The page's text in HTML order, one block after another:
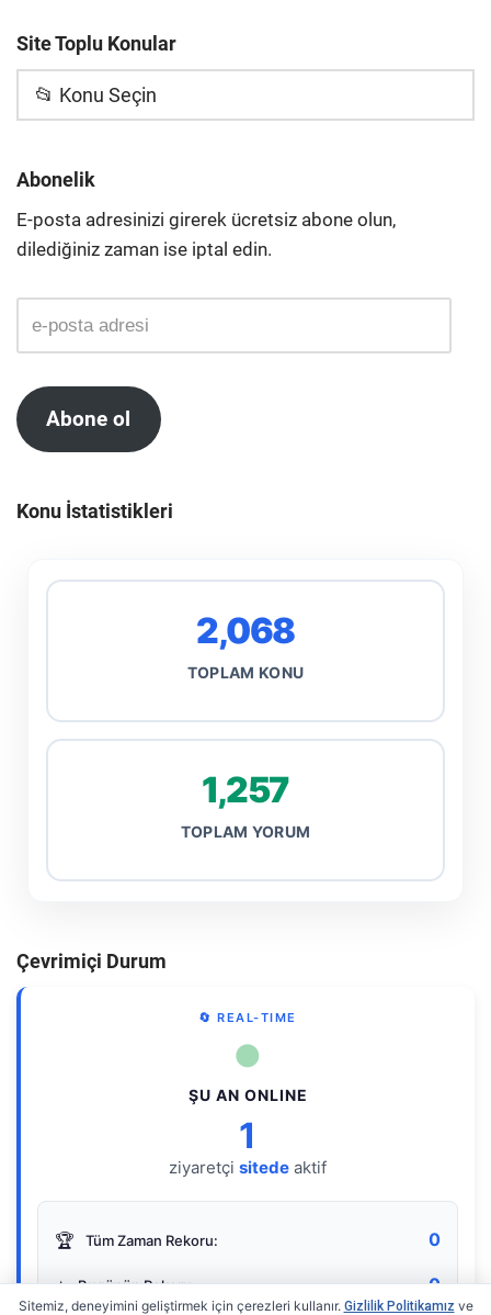
Site Toplu Konular
📂 Konu Seçin
Abonelik
E-posta adresinizi girerek ücretsiz abone olun,
dilediğiniz zaman ise iptal edin.
Abone ol
Konu İstatistikleri
2,068
TOPLAM KONU
1,257
TOPLAM YORUM
Çevrimiçi Durum
🔄 REAL-TIME
●
ŞU AN ONLINE
1
ziyaretçi sitede aktif
🏆 Tüm Zaman Rekoru: 0
⭐ Bugünün Rekoru: 0
Sitemiz, deneyimini geliştirmek için çerezleri kullanır. Gizlilik Politikamız ve